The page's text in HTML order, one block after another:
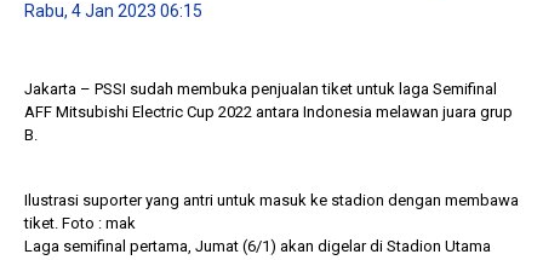
Rabu, 4 Jan 2023 06:15
Jakarta – PSSI sudah membuka penjualan tiket untuk laga Semifinal
AFF Mitsubishi Electric Cup 2022 antara Indonesia melawan juara grup
B.
Ilustrasi suporter yang antri untuk masuk ke stadion dengan membawa
tiket. Foto : mak
Laga semifinal pertama, Jumat (6/1) akan digelar di Stadion Utama
1 tahun lalu
Banyak Gugatan di
10 bulan lalu